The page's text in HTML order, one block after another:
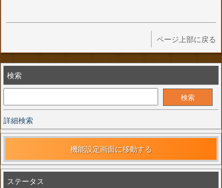
ページ上部に戻る
検索
詳細検索
機能設定画面に移動する
ステータス